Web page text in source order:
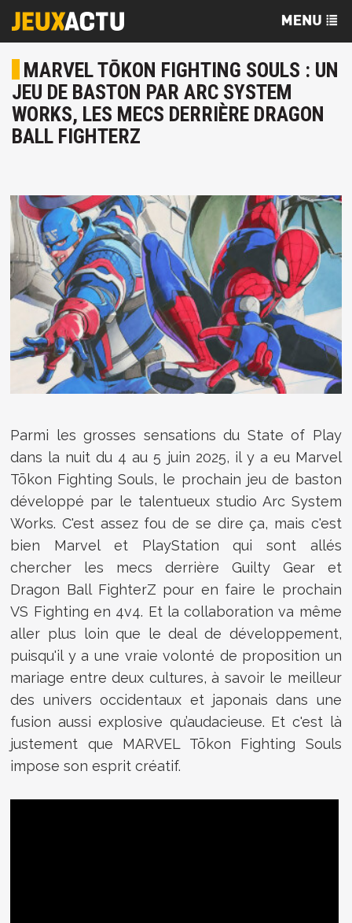
MARVEL TŌKON FIGHTING SOULS : UN
JEU DE BASTON PAR ARC SYSTEM
WORKS, LES MECS DERRIÈRE DRAGON
BALL FIGHTERZ
Parmi les grosses sensations du State of Play
dans la nuit du 4 au 5 juin 2025, il y a eu Marvel
Tōkon Fighting Souls, le prochain jeu de baston
développé par le talentueux studio Arc System
Works. C'est assez fou de se dire ça, mais c'est
bien Marvel et PlayStation qui sont allés
chercher les mecs derrière Guilty Gear et
Dragon Ball FighterZ pour en faire le prochain
VS Fighting en 4v4. Et la collaboration va même
aller plus loin que le deal de développement,
puisqu'il y a une vraie volonté de proposition un
mariage entre deux cultures, à savoir le meilleur
des univers occidentaux et japonais dans une
fusion aussi explosive qu’audacieuse. Et c'est là
justement que MARVEL Tōkon Fighting Souls
impose son esprit créatif.